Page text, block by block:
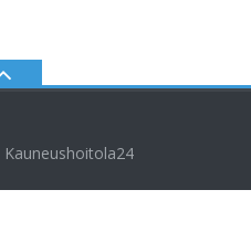
Kauneushoitola24